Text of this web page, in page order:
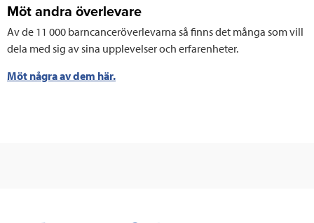
Möt andra överlevare
Av de 11 000 barncanceröverlevarna så finns det många som vill
dela med sig av sina upplevelser och erfarenheter.
Möt några av dem här.